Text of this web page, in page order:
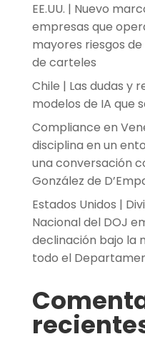
EE.UU. | Nuevo
empresas que
mayores riesgos
de carteles
Chile | Las dudas y
modelos de IA que
Compliance en
disciplina en un
una conversación
González de
Estados Unidos |
Nacional del DOJ
declinación bajo la
todo el